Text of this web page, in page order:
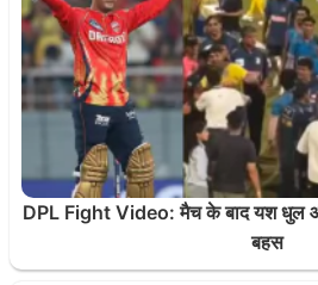
DPL Fight Video: मैच के बाद यश धुल
बहस